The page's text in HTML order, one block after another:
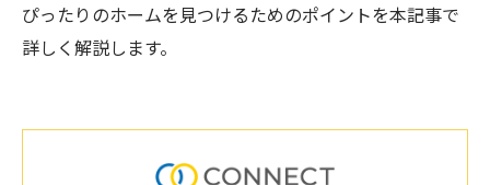
ぴったりのホームを見つけるためのポイントを本記事で
詳しく解説します。